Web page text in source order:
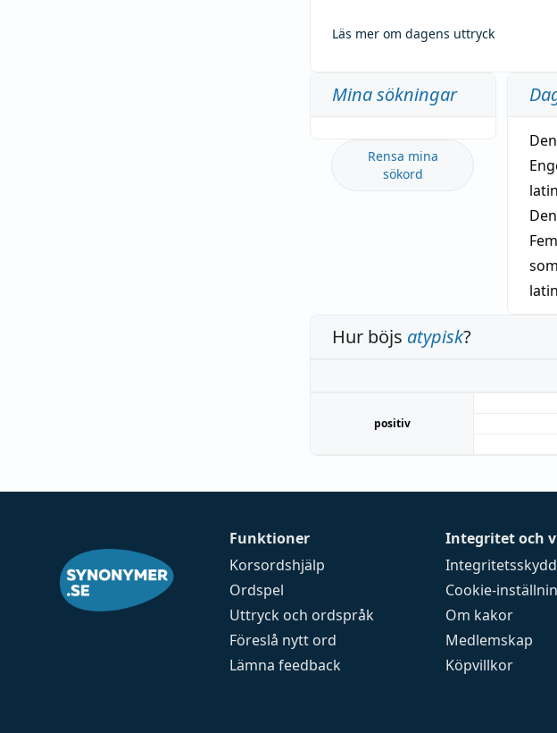
Läs mer om dagens uttryck
Mina sökningar
Rensa mina
sökord
Hur böjs atypisk?
positiv
Funktioner
Korsordshjälp
Ordspel
Uttryck och ordspråk
Föreslå nytt ord
Lämna feedback
Integritet och
Integritetsskydd
Cookie-
Om kakor
Medlemskap
Köpvillkor